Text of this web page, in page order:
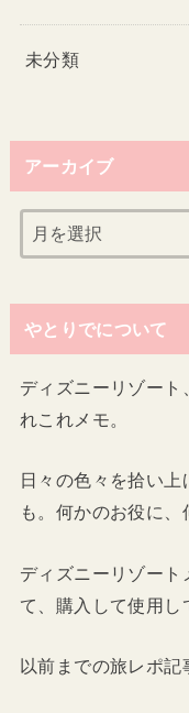
未分類
アーカイブ
やとりでについて
ディズニーリゾー
れこれメモ。
日々の色々を拾い上
も。何かのお役に、
ディズニーリゾー
て、購入して使用し
以前までの旅レポ記